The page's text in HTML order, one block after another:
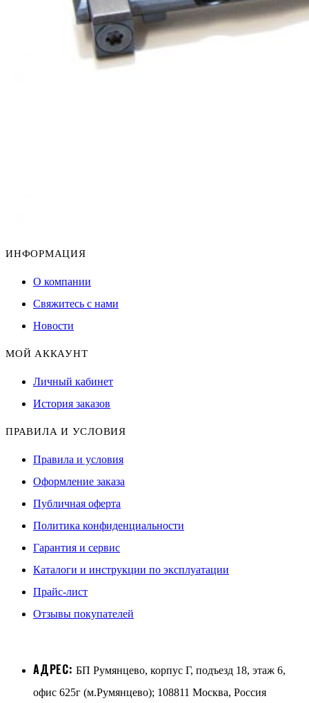
ИНФОРМАЦИЯ
О компании
Свяжитесь с нами
Новости
МОЙ АККАУНТ
Личный кабинет
История заказов
ПРАВИЛА И УСЛОВИЯ
Правила и условия
Оформление заказа
Публичная оферта
Политика конфиденциальности
Гарантия и сервис
Каталоги и инструкции по эксплуатации
Прайс-лист
Отзывы покупателей
АДРЕС: БП Румянцево, корпус Г, подъезд 18, этаж 6,
офис 625г (м.Румянцево); 108811 Москва, Россия